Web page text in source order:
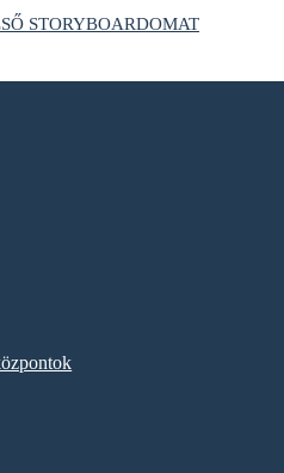
STORYBOARDOMAT